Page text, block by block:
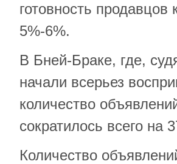
готовность
5%-6%.
В Бней-Браке, где,
начали всерьез
количество
сократилось всего на
Количество